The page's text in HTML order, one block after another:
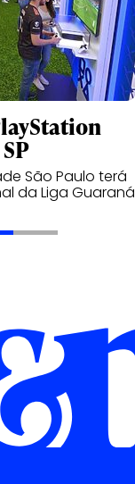
São Paulo terá
da Liga Guaraná